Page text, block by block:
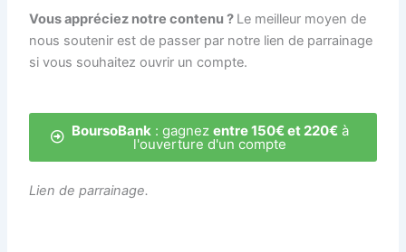
Vous appréciez notre contenu ? Le meilleur moyen de
nous soutenir est de passer par notre lien de parrainage
si vous souhaitez ouvrir un compte.
BoursoBank : gagnez entre 150€ et 220€à
l'ouverture d'un compte
Lien de parrainage.